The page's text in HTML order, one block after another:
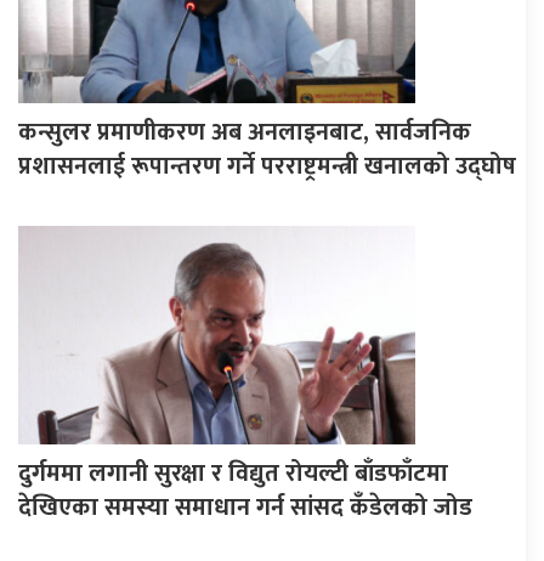
कन्सुलर प्रमाणीकरण अब अनलाइनबाट, सार्वजनिक
प्रशासनलाई रूपान्तरण गर्ने परराष्ट्रमन्त्री खनालको उद्घोष
दुर्गममा लगानी सुरक्षा र विद्युत रोयल्टी बाँडफाँटमा
देखिएका समस्या समाधान गर्न सांसद कँडेलको जोड